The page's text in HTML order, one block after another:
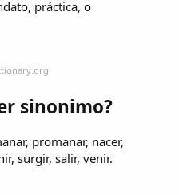
práctica, o
sinonimo?
promanar, nacer,
surgir, salir, venir.